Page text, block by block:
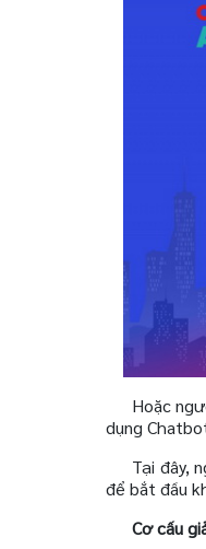
Hoặc
dụng
Tại đây,
để bắt đầu
Cơ cấu